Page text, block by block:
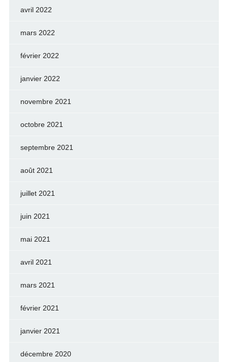
avril 2022
mars 2022
février 2022
janvier 2022
novembre 2021
octobre 2021
septembre 2021
août 2021
juillet 2021
juin 2021
mai 2021
avril 2021
mars 2021
février 2021
janvier 2021
décembre 2020